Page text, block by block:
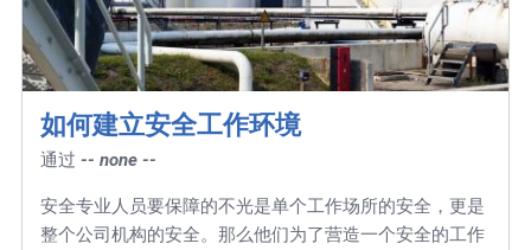
如何建立安全工作环境
通过-- none --
安全专业人员要保障的不光是单个工作场所的安全，更是
整个公司机构的安全。那么他们为了营造一个安全的工作